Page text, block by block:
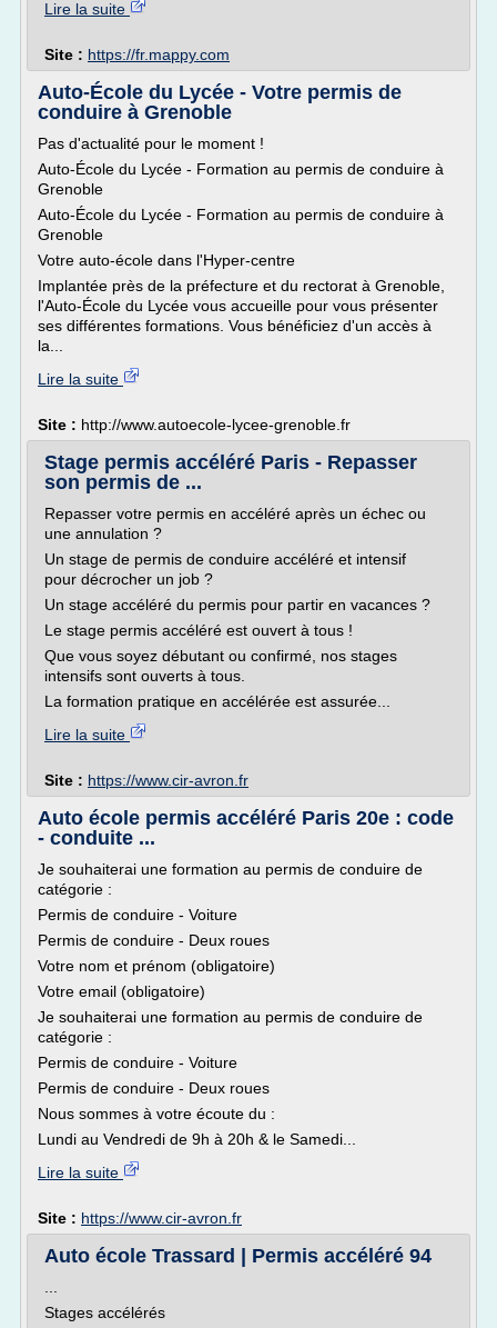
Lire la suite
Site : https://fr.mappy.com
Auto-École du Lycée - Votre permis de
conduire à Grenoble
Pas d'actualité pour le moment !
Auto-École du Lycée - Formation au permis de conduire à
Grenoble
Auto-École du Lycée - Formation au permis de conduire à
Grenoble
Votre auto-école dans l'Hyper-centre
Implantée près de la préfecture et du rectorat à Grenoble,
l'Auto-École du Lycée vous accueille pour vous présenter
ses différentes formations. Vous bénéficiez d'un accès à
la...
Lire la suite
Site : http://www.autoecole-lycee-grenoble.fr
Stage permis accéléré Paris - Repasser
son permis de ...
Repasser votre permis en accéléré après un échec ou
une annulation ?
Un stage de permis de conduire accéléré et intensif
pour décrocher un job ?
Un stage accéléré du permis pour partir en vacances ?
Le stage permis accéléré est ouvert à tous !
Que vous soyez débutant ou confirmé, nos stages
intensifs sont ouverts à tous.
La formation pratique en accélérée est assurée...
Lire la suite
Site : https://www.cir-avron.fr
Auto école permis accéléré Paris 20e : code
- conduite ...
Je souhaiterai une formation au permis de conduire de
catégorie :
Permis de conduire - Voiture
Permis de conduire - Deux roues
Votre nom et prénom (obligatoire)
Votre email (obligatoire)
Je souhaiterai une formation au permis de conduire de
catégorie :
Permis de conduire - Voiture
Permis de conduire - Deux roues
Nous sommes à votre écoute du :
Lundi au Vendredi de 9h à 20h & le Samedi...
Lire la suite
Site : https://www.cir-avron.fr
Auto école Trassard | Permis accéléré 94
Stages accélérés